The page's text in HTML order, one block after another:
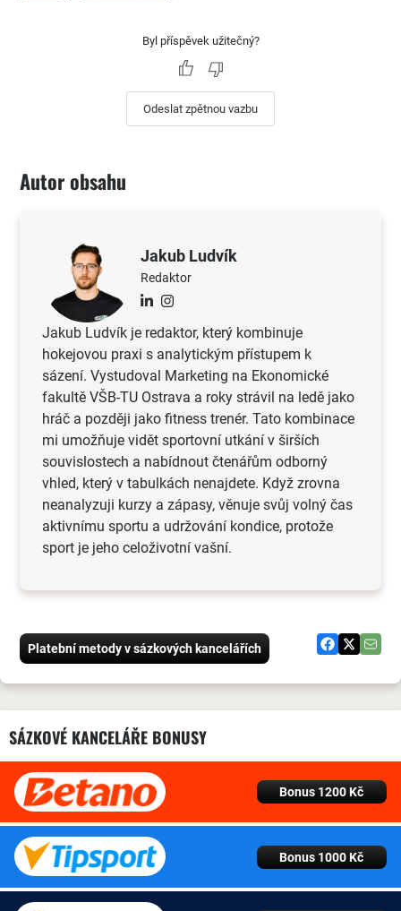
Byl příspěvek užitečný?
Odeslat zpětnou vazbu
Autor obsahu
Jakub Ludvík
Redaktor
Jakub Ludvík je redaktor, který kombinuje
hokejovou praxi s analytickým přístupem k
sázení. Vystudoval Marketing na Ekonomické
fakultě VŠB-TU Ostrava a roky strávil na ledě jako
hráč a později jako fitness trenér. ​Tato kombinace
mi umožňuje vidět sportovní utkání v širších
souvislostech a nabídnout čtenářům odborný
vhled, který v tabulkách nenajdete. Když zrovna
neanalyzuji kurzy a zápasy, věnuje svůj volný čas
aktivnímu sportu a udržování kondice, protože
sport je jeho celoživotní vašní.
Platební metody v sázkových kancelářích
SÁZKOVÉ KANCELÁŘE BONUSY
Bonus 1200 Kč
Bonus 1000 Kč